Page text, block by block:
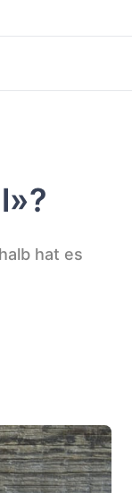
hat es